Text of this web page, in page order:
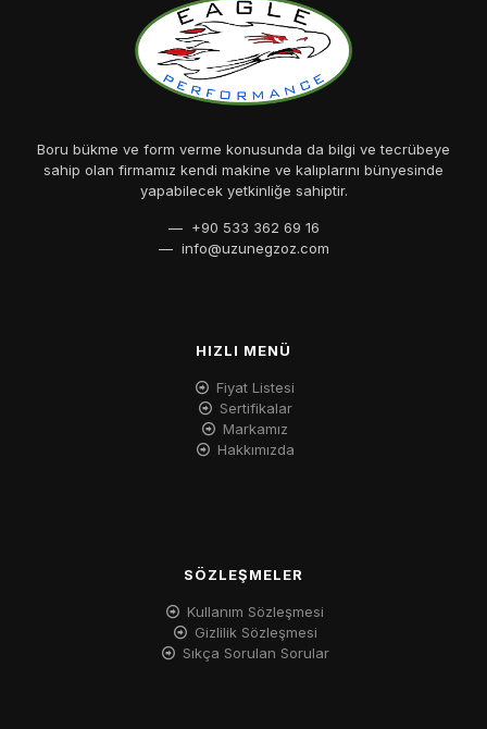
Boru bükme ve form verme konusunda da bilgi ve tecrübeye
sahip olan firmamız kendi makine ve kalıplarını bünyesinde
yapabilecek yetkinliğe sahiptir.
— +90 533 362 69 16
— info@uzunegzoz.com
HIZLI MENÜ
Fiyat Listesi
Sertifikalar
Markamız
Hakkımızda
SÖZLEŞMELER
Kullanım Sözleşmesi
Gizlilik Sözleşmesi
Sıkça Sorulan Sorular